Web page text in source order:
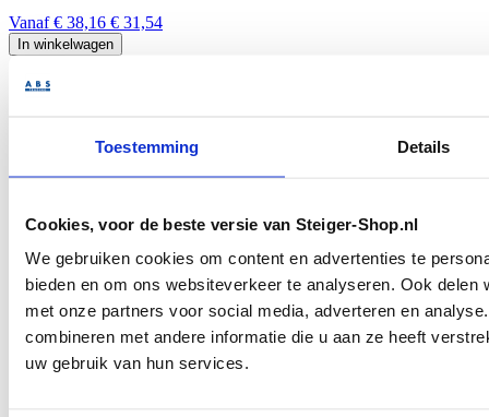
Toestemming Details
Cookies, voor de beste versie van Steiger-Shop.nl
We gebruiken cookies om content en advertenties te
bieden en om ons websiteverkeer te analyseren. Ook
met onze partners voor social media, adverteren en
combineren met andere informatie die u aan ze heeft
uw gebruik van hun services.
Vanaf € 38,16 € 31,54
In winkelwagen
Layher AR Staander zonder pen 2,00m.
nieuw
€ 56,05
In winkelwagen